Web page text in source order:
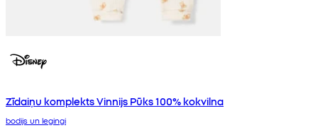
Zīdaiņu komplekts Vinnijs Pūks 100% kokvilna
bodijs un legingi